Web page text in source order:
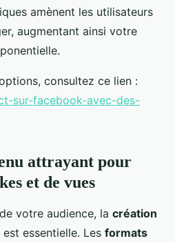
amènent les utilisateurs
augmentant ainsi votre
consultez ce lien :
sur-facebook-avec-des-
attrayant pour
et de vues
votre audience, la création
essentielle. Les formats